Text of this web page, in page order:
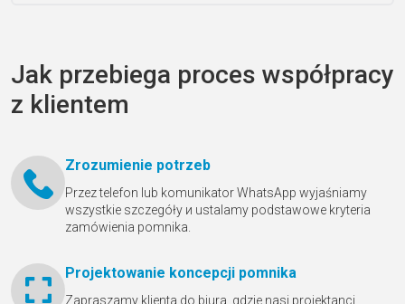
Jak przebiega proces współpracy
z klientem
Zrozumienie potrzeb
Przez telefon lub komunikator WhatsApp wyjaśniamy
wszystkie szczegóły и ustalamy podstawowe kryteria
zamówienia pomnika.
Projektowanie koncepcji pomnika
Zapraszamy klienta do biura, gdzie nasi projektanci